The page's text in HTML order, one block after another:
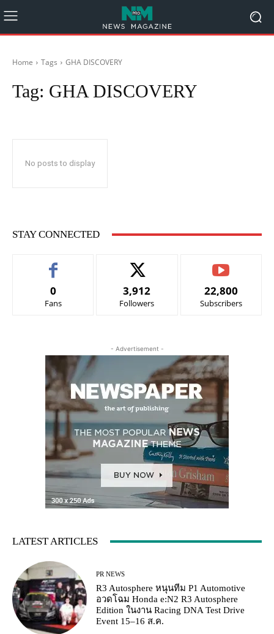
Home Tags GHA DISCOVERY
Tag: GHA DISCOVERY
No posts to display
STAY CONNECTED
0
Fans
3,912
Followers
22,800
Subscribers
- Advertisement -
LATEST ARTICLES
PR NEWS
R3 Autosphere หนุนทีม P1 Automotive
อวดโฉม Honda e:N2 R3 Autosphere
Edition ในงาน Racing DNA Test Drive
Event 15–16 ส.ค.